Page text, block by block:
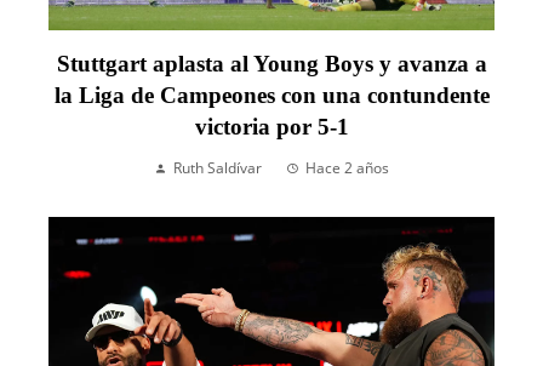
Stuttgart aplasta al Young Boys y avanza a
la Liga de Campeones con una contundente
victoria por 5-1
Ruth Saldívar Hace 2 años